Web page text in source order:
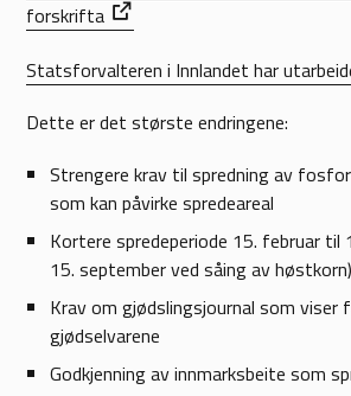
forskrifta
Statsforvalteren i Innlandet har
Dette er det største endringene:
Strengere krav til spredning av
som kan påvirke spredeareal
Kortere spredeperiode 15. februar
15. september ved såing av høstkorn)
Krav om gjødslingsjournal som viser
gjødselvarene
Godkjenning av innmarksbeite som